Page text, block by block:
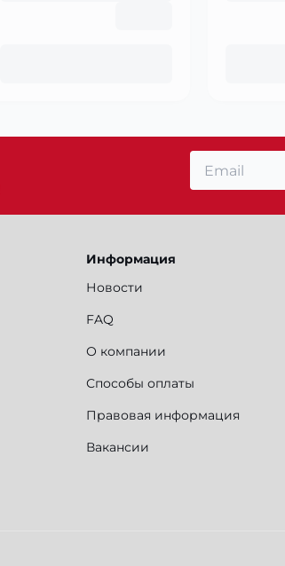
Информация
Новости
FAQ
О компании
Способы оплаты
Правовая информация
Вакансии